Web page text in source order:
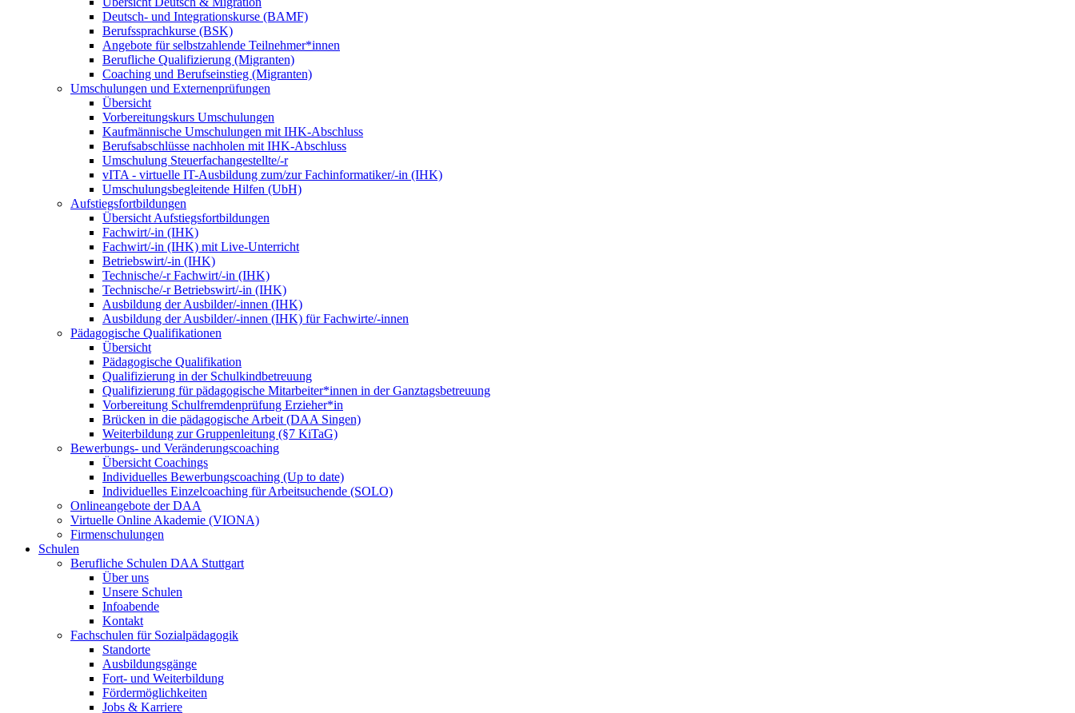
Deutsch- und Integrationskurse (BAMF)
Berufssprachkurse (BSK)
Angebote für selbstzahlende Teilnehmer*innen
Berufliche Qualifizierung (Migranten)
Coaching und Berufseinstieg (Migranten)
Umschulungen und Externenprüfungen
Übersicht
Vorbereitungskurs Umschulungen
Kaufmännische Umschulungen mit IHK-Abschluss
Berufsabschlüsse nachholen mit IHK-Abschluss
Umschulung Steuerfachangestellte/-r
vITA - virtuelle IT-Ausbildung zum/zur Fachinformatiker/-in (IHK)
Umschulungsbegleitende Hilfen (UbH)
Aufstiegsfortbildungen
Übersicht Aufstiegsfortbildungen
Fachwirt/-in (IHK)
Fachwirt/-in (IHK) mit Live-Unterricht
Betriebswirt/-in (IHK)
Technische/-r Fachwirt/-in (IHK)
Technische/-r Betriebswirt/-in (IHK)
Ausbildung der Ausbilder/-innen (IHK)
Ausbildung der Ausbilder/-innen (IHK) für Fachwirte/-innen
Pädagogische Qualifikationen
Übersicht
Pädagogische Qualifikation
Qualifizierung in der Schulkindbetreuung
Qualifizierung für pädagogische Mitarbeiter*innen in der Ganztagsbetreuung
Vorbereitung Schulfremdenprüfung Erzieher*in
Brücken in die pädagogische Arbeit (DAA Singen)
Weiterbildung zur Gruppenleitung (§7 KiTaG)
Bewerbungs- und Veränderungscoaching
Übersicht Coachings
Individuelles Bewerbungscoaching (Up to date)
Individuelles Einzelcoaching für Arbeitsuchende (SOLO)
Onlineangebote der DAA
Virtuelle Online Akademie (VIONA)
Firmenschulungen
Schulen
Berufliche Schulen DAA Stuttgart
Über uns
Unsere Schulen
Infoabende
Kontakt
Fachschulen für Sozialpädagogik
Standorte
Ausbildungsgänge
Fort- und Weiterbildung
Fördermöglichkeiten
Jobs & Karriere